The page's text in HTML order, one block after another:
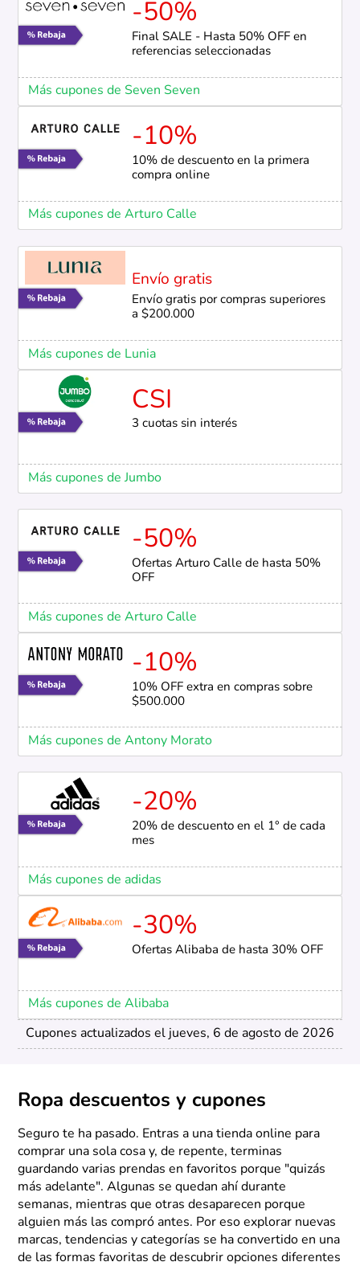
-50%
Final SALE - Hasta 50% OFF en
referencias seleccionadas
Más cupones de Seven Seven
-10%
10% de descuento en la primera
compra online
Más cupones de Arturo Calle
Envío gratis
Envío gratis por compras superiores
a $200.000
Más cupones de Lunia
CSI
3 cuotas sin interés
Más cupones de Jumbo
-50%
Ofertas Arturo Calle de hasta 50%
OFF
Más cupones de Arturo Calle
-10%
10% OFF extra en compras sobre
$500.000
Más cupones de Antony Morato
-20%
20% de descuento en el 1° de cada
mes
Más cupones de adidas
-30%
Ofertas Alibaba de hasta 30% OFF
Más cupones de Alibaba
Cupones actualizados el jueves, 6 de agosto de 2026
Ropa descuentos y cupones
Seguro te ha pasado. Entras a una tienda online para
comprar una sola cosa y, de repente, terminas
guardando varias prendas en favoritos porque "quizás
más adelante". Algunas se quedan ahí durante
semanas, mientras que otras desaparecen porque
alguien más las compró antes. Por eso explorar nuevas
marcas, tendencias y categorías se ha convertido en una
de las formas favoritas de descubrir opciones diferentes